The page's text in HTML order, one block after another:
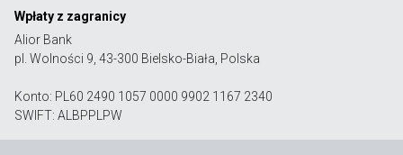
Wpłaty z zagranicy
Alior Bank
pl. Wolności 9, 43-300 Bielsko-Biała, Polska
Konto: PL60 2490 1057 0000 9902 1167 2340
SWIFT: ALBPPLPW